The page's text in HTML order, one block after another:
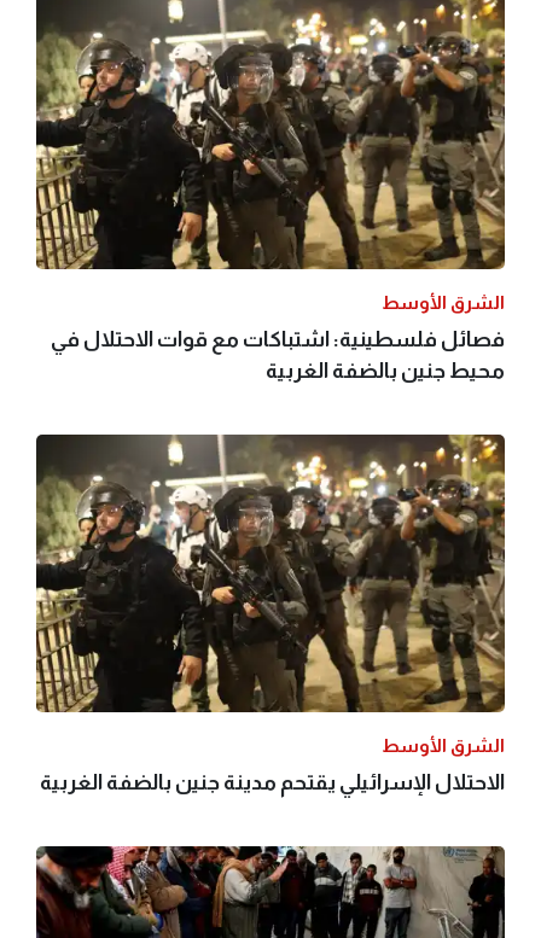
الشرق الأوسط
فصائل فلسطينية: اشتباكات مع قوات الاحتلال في
محيط جنين بالضفة الغربية
الشرق الأوسط
الاحتلال الإسرائيلي يقتحم مدينة جنين بالضفة الغربية